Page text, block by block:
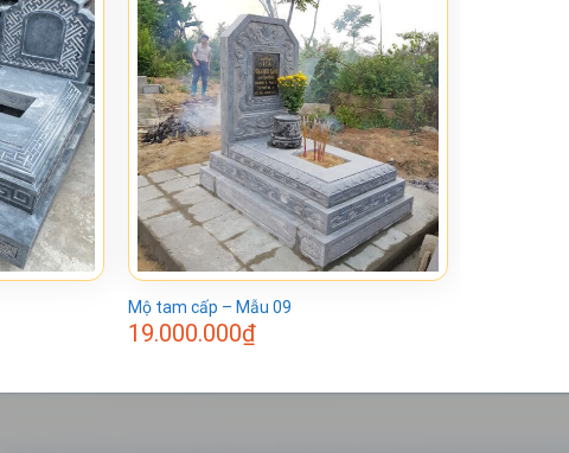
Mộ tam cấp – Mẫu 09
19.000.000₫